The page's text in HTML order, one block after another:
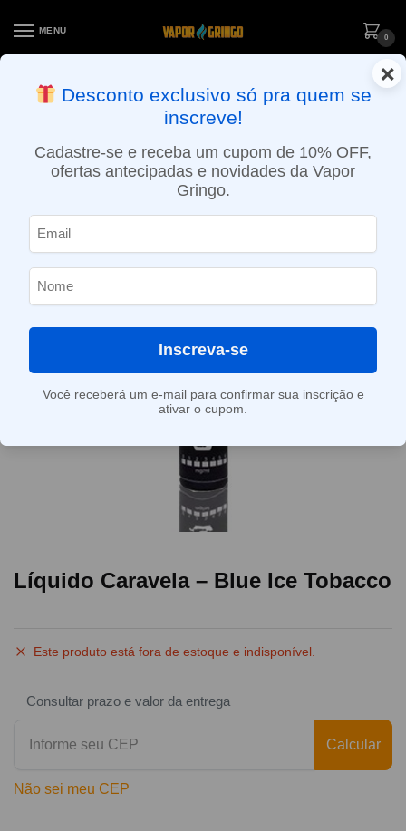
MENU
0
ENTREGA NO MESMO DIA EM SÃO PAULO (SEG A SEX): PEDIDOS
APROVADOS ATÉ 15:30 VIA MOTOBOY
Líquido Caravela – Blue Ice Tobacco
Este produto está fora de estoque e indisponível.
Consultar prazo e valor da entrega
Calcular
Não sei meu CEP
×
Desconto exclusivo só pra quem se
inscreve!
Cadastre-se e receba um cupom de 10% OFF,
ofertas antecipadas e novidades da Vapor
Gringo.
Inscreva-se
Você receberá um e-mail para confirmar sua inscrição e
ativar o cupom.